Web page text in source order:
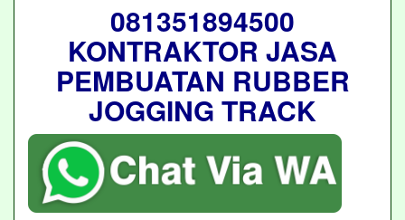
081351894500
KONTRAKTOR JASA
PEMBUATAN RUBBER
JOGGING TRACK